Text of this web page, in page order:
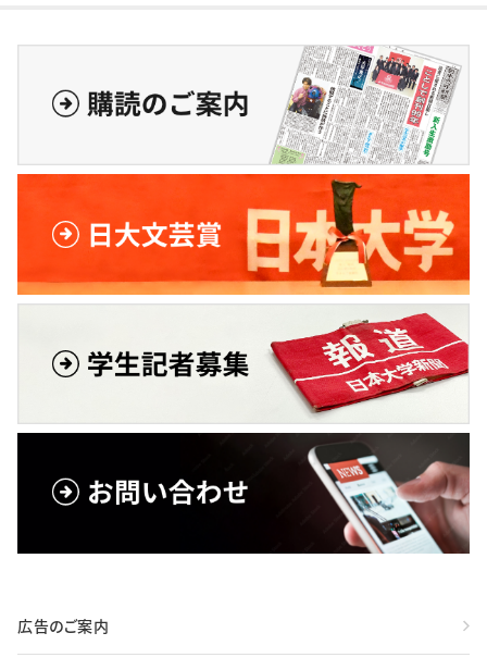
広告のご案内